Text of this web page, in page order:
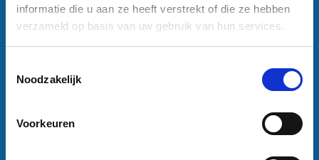
informatie die u aan ze heeft verstrekt of die ze hebben
verzameld op basis van uw gebruik van hun services.
Noodzakelijk
Voorkeuren
37045320
Bestanden aanleveren
Algemene voorwaarden bedrijven